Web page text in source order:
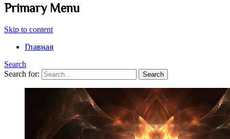
Primary Menu
Skip to content
Главная
Search
Search for: